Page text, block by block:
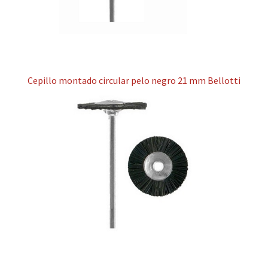
Cepillo montado circular pelo negro 21 mm Bellotti